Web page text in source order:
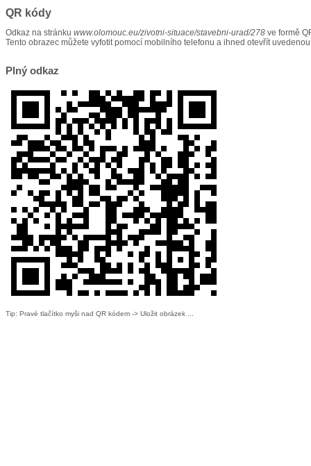
QR kódy
Odkaz na stránku www.olomouc.eu/zivotni-situace/stavebni-urad/278 ve formě
Tento obrazec můžete vyfotit pomocí mobilního telefonu a ihned otevřít
Plný odkaz
Tip: Pravé tlačítko myši nad QR kódem -> Uložit obrázek ...